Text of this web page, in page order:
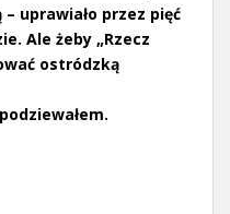
uprawiało przez pięć
Ale żeby „Rzecz
ostródzką